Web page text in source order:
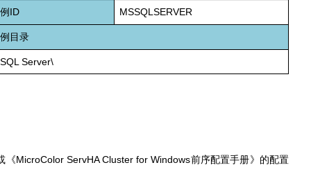
ID MSSQLSERVER
目录
Server\
《MicroColor ServHA Cluster for Windows前序配置手册》的配置